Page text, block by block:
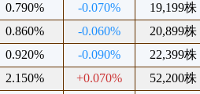
0.790% -0.070% 19,199株
0.860% -0.060% 20,899株
0.920% -0.090% 22,399株
2.150% +0.070% 52,200株